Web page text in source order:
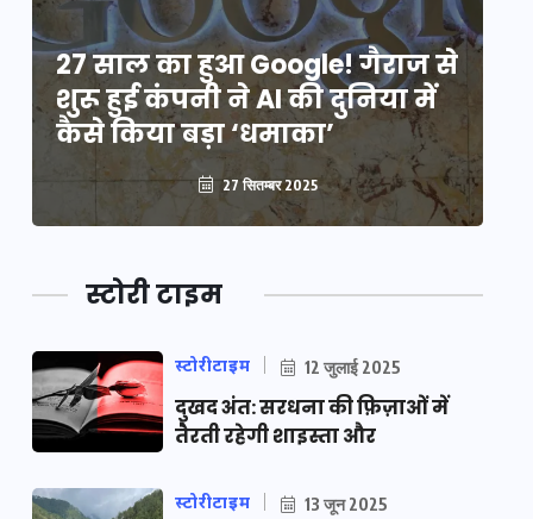
27 साल का हुआ Google! गैराज से
शुरू हुई कंपनी ने AI की दुनिया में
कैसे किया बड़ा ‘धमाका’
27 सितम्बर 2025
स्टोरी टाइम
स्टोरीटाइम 12 जुलाई 2025
दुखद अंत: सरधना की फ़िज़ाओं में
तैरती रहेगी शाइस्ता और
स्टोरीटाइम 13 जून 2025